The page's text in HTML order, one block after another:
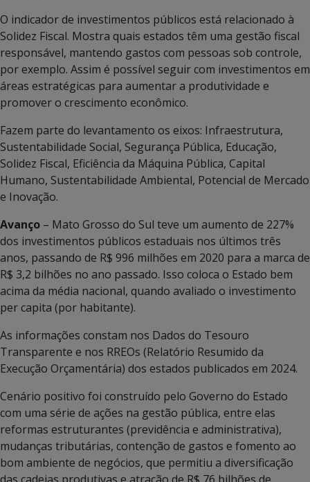
O indicador de investimentos públicos está relacionado à
Solidez Fiscal. Mostra quais estados têm uma gestão fiscal
responsável, mantendo gastos com pessoas sob controle,
por exemplo. Assim é possível seguir com investimentos em
áreas estratégicas para aumentar a produtividade e
promover o crescimento econômico.
Fazem parte do levantamento os eixos: Infraestrutura,
Sustentabilidade Social, Segurança Pública, Educação,
Solidez Fiscal, Eficiência da Máquina Pública, Capital
Humano, Sustentabilidade Ambiental, Potencial de Mercado
e Inovação.
Avanço – Mato Grosso do Sul teve um aumento de 227%
dos investimentos públicos estaduais nos últimos três
anos, passando de R$ 996 milhões em 2020 para a marca de
R$ 3,2 bilhões no ano passado. Isso coloca o Estado bem
acima da média nacional, quando avaliado o investimento
per capita (por habitante).
As informações constam nos Dados do Tesouro
Transparente e nos RREOs (Relatório Resumido da
Execução Orçamentária) dos estados publicados em 2024.
Cenário positivo foi construído pelo Governo do Estado
com uma série de ações na gestão pública, entre elas
reformas estruturantes (previdência e administrativa),
mudanças tributárias, contenção de gastos e fomento ao
bom ambiente de negócios, que permitiu a diversificação
das cadeias produtivas e atração de R$ 76 bilhões de